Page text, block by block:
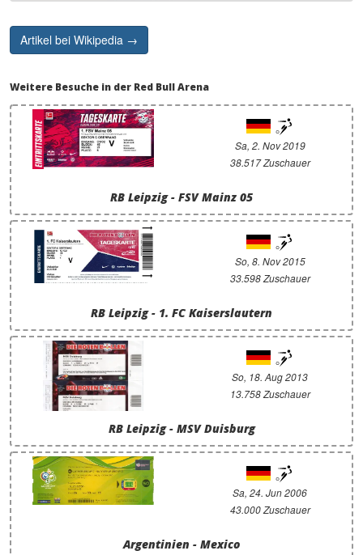
Artikel bei Wikipedia →
Weitere Besuche in der Red Bull Arena
Sa, 2. Nov 2019
38.517 Zuschauer
RB Leipzig - FSV Mainz 05
So, 8. Nov 2015
33.598 Zuschauer
RB Leipzig - 1. FC Kaiserslautern
So, 18. Aug 2013
13.758 Zuschauer
RB Leipzig - MSV Duisburg
Sa, 24. Jun 2006
43.000 Zuschauer
Argentinien - Mexico